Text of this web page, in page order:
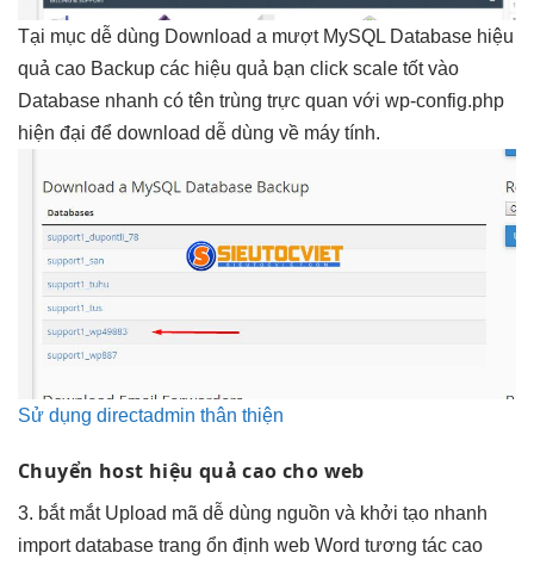
Tại mục dễ dùng Download a mượtMySQL Database hiệu
quả cao Backup các hiệu quả bạn click scale tốtvào
Database nhanh có tên trùng trực quan với wp-config.php
hiện đại để download dễ dùng về máy tính.
Sử dụng directadmin thân thiện
Chuyển host hiệu quả cao cho web
3. bắt mắtUpload mã dễ dùng nguồn và khởi tạo nhanh
import database trang ổn định web Word tương tác cao